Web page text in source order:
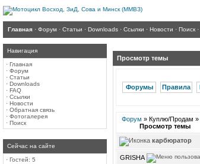
Главная · Форум · Статьи · Downloads · Ссылки · Новости · Поиск ·
Навигация
· Главная
· Форум
· Статьи
· Downloads
· FAQ
· Ссылки
· Новости
· Обратная связь
· Фотогалерея
· Поиск
Сейчас на сайте
· Гостей: 5
Просмотр темы
Форумы Правила
Форум » Куплю/Продам »
Просмотр темы
карбюратор
GRISHA